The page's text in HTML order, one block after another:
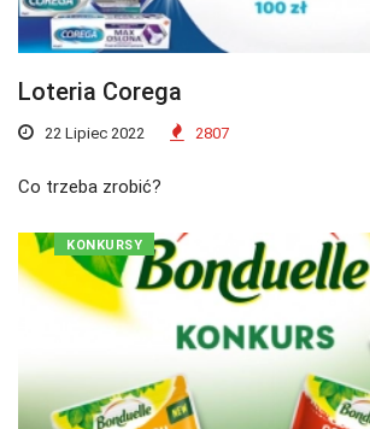
Loteria Corega
22 Lipiec 2022 2807
Co trzeba zrobić?
KONKURSY